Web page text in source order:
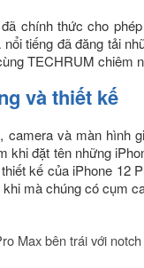
chính thức cho
nổi tiếng đã đăng tải
TECHRUM chiêm
và thiết kế
camera và màn hình
khi đặt tên những
kế của iPhone 12
khi mà chúng có cụm
Max bên trái với